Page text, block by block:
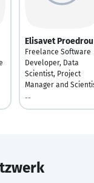
Elisavet Proedrou
Freelance Software
Developer, Data
Scientist, Project
Manager and
--